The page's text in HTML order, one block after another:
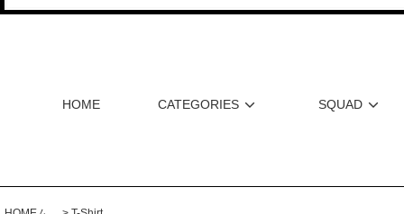
HOME CATEGORIES SQUAD